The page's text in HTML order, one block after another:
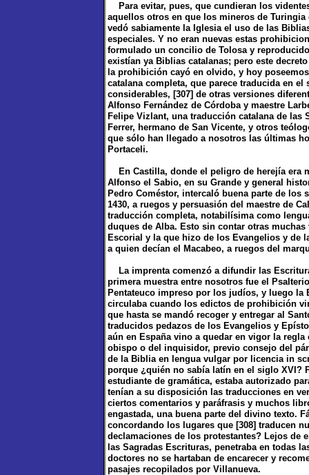
Para evitar, pues, que cundieran los
aquellos otros en que los mineros de
vedó sabiamente la Iglesia el uso de las
especiales. Y no eran nuevas estas
formulado un concilio de Tolosa y
existían ya Biblias catalanas; pero este
la prohibición cayó en olvido, y hoy
catalana completa, que parece traducida en
considerables, [307] de otras versiones
Alfonso Fernández de Córdoba y maestre
Felipe Vizlant, una traducción catalana de
Ferrer, hermano de San Vicente, y otros
que sólo han llegado a nosotros las últimas
Portaceli.
En Castilla, donde el peligro de herejía era
Alfonso el Sabio, en su Grande y general
Pedro Coméstor, intercaló buena parte de
1430, a ruegos y persuasión del maestre de
traducción completa, notabilísima como
duques de Alba. Esto sin contar otras
Escorial y la que hizo de los Evangelios y de
a quien decían el Macabeo, a ruegos del
La imprenta comenzó a difundir las
primera muestra entre nosotros fue el
Pentateuco impreso por los judíos, y luego la
circulaba cuando los edictos de prohibición
que hasta se mandó recoger y entregar al
traducidos pedazos de los Evangelios y
aún en España vino a quedar en vigor la
obispo o del inquisidor, previo consejo del
de la Biblia en lengua vulgar por licencia in
porque ¿quién no sabía latín en el siglo XVI?
estudiante de gramática, estaba autorizado
tenían a su disposición las traducciones en
ciertos comentarios y paráfrasis y muchos
engastada, una buena parte del divino texto.
concordando los lugares que [308] traducen
declamaciones de los protestantes? Lejos de
las Sagradas Escrituras, penetraba en todas
doctores no se hartaban de encarecer y
pasajes recopilados por Villanueva.